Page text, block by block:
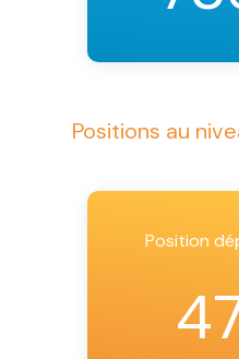
Positions au
Position